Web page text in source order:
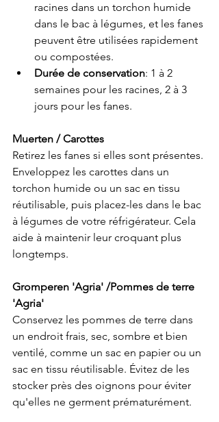
racines dans un torchon humide
dans le bac à légumes, et les fanes
peuvent être utilisées rapidement
ou compostées.
Durée de conservation: 1 à 2
semaines pour les racines, 2 à 3
jours pour les fanes.
Muerten / Carottes
Retirez les fanes si elles sont présentes.
Enveloppez les carottes dans un
torchon humide ou un sac en tissu
réutilisable, puis placez-les dans le bac
à légumes de votre réfrigérateur. Cela
aide à maintenir leur croquant plus
longtemps.
Gromperen 'Agria' /Pommes de terre
'Agria'
Conservez les pommes de terre dans
un endroit frais, sec, sombre et bien
ventilé, comme un sac en papier ou un
sac en tissu réutilisable. Évitez de les
stocker près des oignons pour éviter
qu'elles ne germent prématurément.